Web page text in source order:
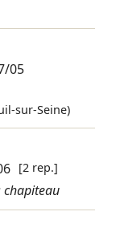
05
sur-Seine)
[2 rep.]
chapiteau